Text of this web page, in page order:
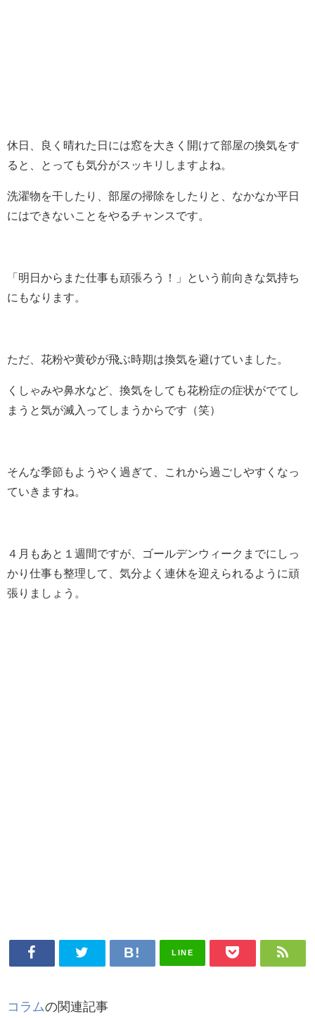
休日、良く晴れた日には窓を大きく開けて部屋の換気をす
ると、とっても気分がスッキリしますよね。
洗濯物を干したり、部屋の掃除をしたりと、なかなか平日
にはできないことをやるチャンスです。
「明日からまた仕事も頑張ろう！」という前向きな気持ち
にもなります。
ただ、花粉や黄砂が飛ぶ時期は換気を避けていました。
くしゃみや鼻水など、換気をしても花粉症の症状がでてし
まうと気が滅入ってしまうからです（笑）
そんな季節もようやく過ぎて、これから過ごしやすくなっ
ていきますね。
４月もあと１週間ですが、ゴールデンウィークまでにしっ
かり仕事も整理して、気分よく連休を迎えられるように頑
張りましょう。
LINE
コラムの関連記事